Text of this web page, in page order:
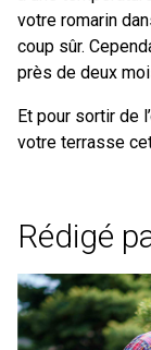
votre romarin
coup sûr.
près de deux
Et pour sortir de
votre terrasse
Rédigé